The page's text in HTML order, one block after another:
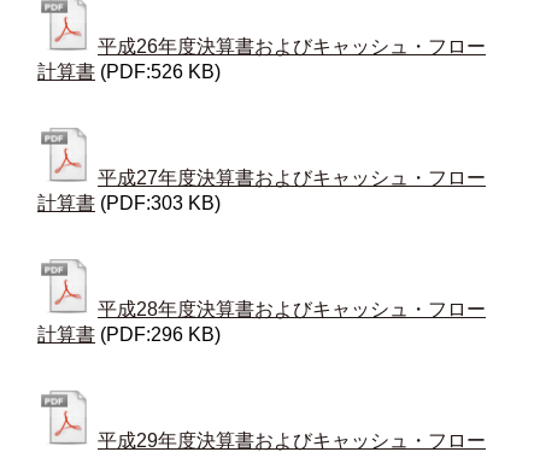
平成26年度決算書およびキャッシュ・フロー
計算書 (PDF:526 KB)
平成27年度決算書およびキャッシュ・フロー
計算書 (PDF:303 KB)
平成28年度決算書およびキャッシュ・フロー
計算書 (PDF:296 KB)
平成29年度決算書およびキャッシュ・フロー